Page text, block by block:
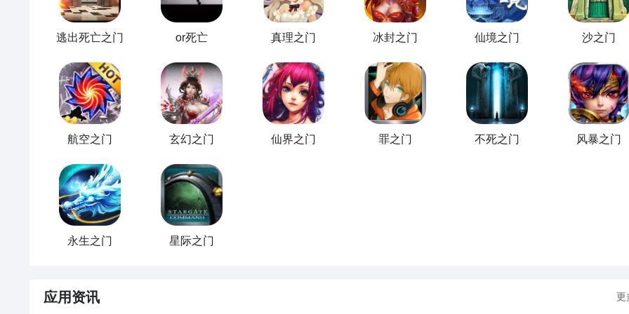
通过上面的游戏介绍和图片，可能大家对死亡之门有大致的了解了，不过这么游戏要怎么样才能抢先体验到呢？不用担
心，目前九游客户端已经开通了测试提醒了，通过在九游APP中搜索“死亡之门”，点击右边的【订阅】或者是【开测提
醒】，订阅游戏就不会错过最先的下载机会了咯！
触摸板→笔记本→数据点→文本数据点-任务→坏念头→“君主7482”
逃出死亡之门 or死亡 真理之门 冰封之门 仙境之门 沙之门
航空之门 玄幻之门 仙界之门 罪之门 不死之门 风暴之门
永生之门 星际之门
应用资讯 更